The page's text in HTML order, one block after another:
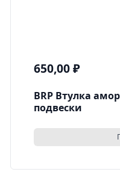
650,00₽
BRP Втулка
подвески